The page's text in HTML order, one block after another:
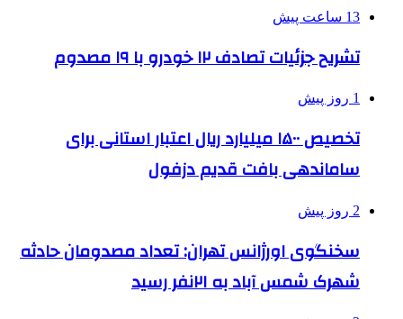
13 ساعت پیش
تشریح جزئیات تصادف ۱۲ خودرو با ۱۹ مصدوم
1 روز پیش
تخصیص ۱۵۰۰ میلیارد ریال اعتبار استانی برای
ساماندهی بافت قدیم دزفول
2 روز پیش
سخنگوی اورژانس تهران: تعداد مصدومان حادثه
شهرک شمس آباد به ۲۱نفر رسید